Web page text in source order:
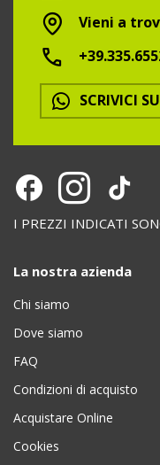
Vieni a
SCRIVICI
I PREZZI INDICATI
La nostra azienda
Chi siamo
Dove siamo
FAQ
Condizioni di acquisto
Acquistare Online
Cookies